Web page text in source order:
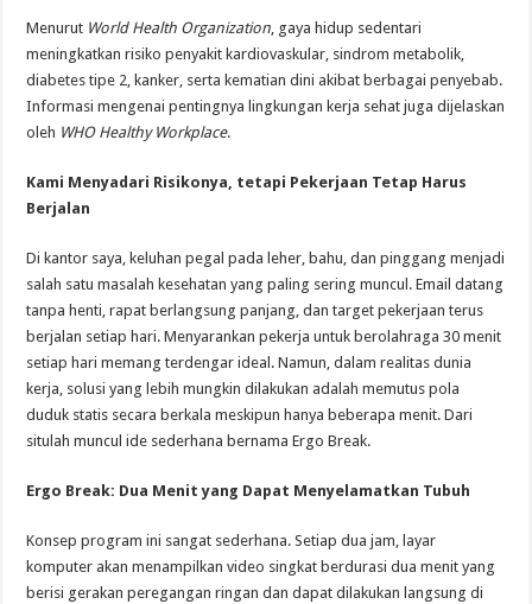
Menurut World Health Organization , gaya hidup sedentari
meningkatkan risiko penyakit kardiovaskular, sindrom metabolik,
diabetes tipe 2, kanker, serta kematian dini akibat berbagai penyebab.
Informasi mengenai pentingnya lingkungan kerja sehat juga dijelaskan
oleh WHO Healthy Workplace.
Kami Menyadari Risikonya, tetapi Pekerjaan Tetap Harus
Berjalan
Di kantor saya, keluhan pegal pada leher, bahu, dan pinggang menjadi
salah satu masalah kesehatan yang paling sering muncul. Email datang
tanpa henti, rapat berlangsung panjang, dan target pekerjaan terus
berjalan setiap hari. Menyarankan pekerja untuk berolahraga 30 menit
setiap hari memang terdengar ideal. Namun, dalam realitas dunia
kerja, solusi yang lebih mungkin dilakukan adalah memutus pola
duduk statis secara berkala meskipun hanya beberapa menit. Dari
situlah muncul ide sederhana bernama Ergo Break.
Ergo Break: Dua Menit yang Dapat Menyelamatkan Tubuh
Konsep program ini sangat sederhana. Setiap dua jam, layar
komputer akan menampilkan video singkat berdurasi dua menit yang
berisi gerakan peregangan ringan dan dapat dilakukan langsung di